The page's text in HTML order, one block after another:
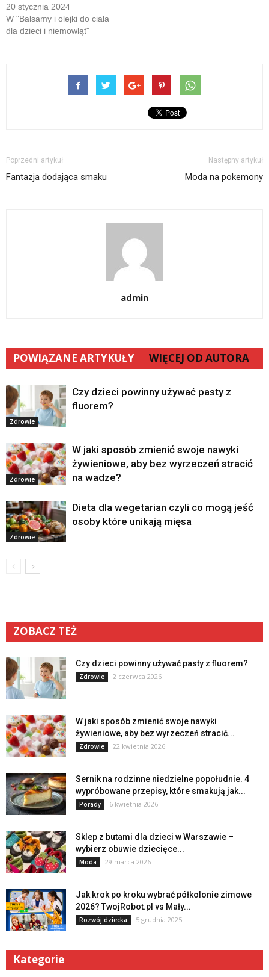
20 stycznia 2024
W "Balsamy i olejki do ciała
dla dzieci i niemowląt"
Poprzedni artykuł
Fantazja dodająca smaku
Następny artykuł
Moda na pokemony
admin
POWIĄZANE ARTYKUŁY WIĘCEJ OD AUTORA
Zdrowie
Czy dzieci powinny używać pasty z
fluorem?
Zdrowie
W jaki sposób zmienić swoje nawyki
żywieniowe, aby bez wyrzeczeń stracić
na wadze?
Zdrowie
Dieta dla wegetarian czyli co mogą jeść
osoby które unikają mięsa
ZOBACZ TEŻ
Czy dzieci powinny używać pasty z fluorem?
Zdrowie 2 czerwca 2026
W jaki sposób zmienić swoje nawyki
żywieniowe, aby bez wyrzeczeń stracić...
Zdrowie 22 kwietnia 2026
Sernik na rodzinne niedzielne popołudnie. 4
wypróbowane przepisy, które smakują jak...
Porady 6 kwietnia 2026
Sklep z butami dla dzieci w Warszawie –
wybierz obuwie dziecięce...
Moda 29 marca 2026
Jak krok po kroku wybrać półkolonie zimowe
2026? TwojRobot.pl vs Mały...
Rozwój dziecka 5 grudnia 2025
Kategorie